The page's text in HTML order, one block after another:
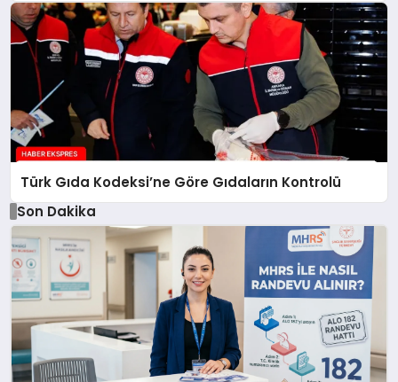
Türk Gıda Kodeksi’ne Göre Gıdaların Kontrolü
Son Dakika